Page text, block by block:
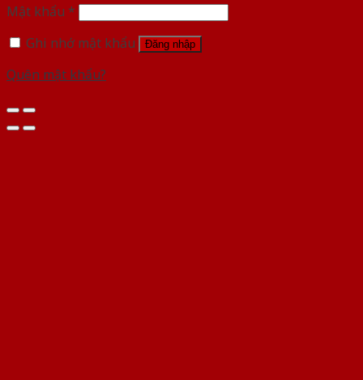
Mật khẩu *
Ghi nhớ mật khẩu
Đăng nhập
Quên mật khẩu?